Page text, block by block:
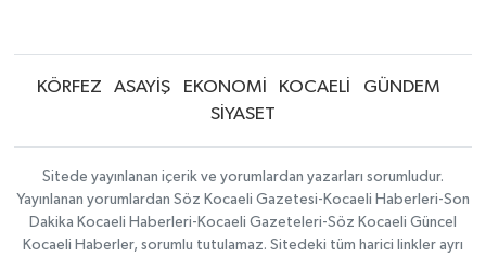
KÖRFEZ ASAYİŞ EKONOMİ KOCAELİ
GÜNDEM
SİYASET
Sitede yayınlanan içerik ve yorumlardan yazarları sorumludur.
Yayınlanan yorumlardan Söz Kocaeli Gazetesi-Kocaeli Haberleri-Son
Dakika Kocaeli Haberleri-Kocaeli Gazeteleri-Söz Kocaeli Güncel
Kocaeli Haberler, sorumlu tutulamaz. Sitedeki tüm harici linkler ayrı